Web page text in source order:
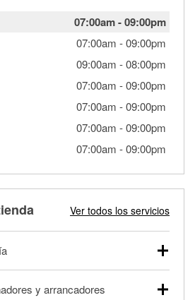
07:00am-09:00pm
07:00am -09:00pm
09:00am -08:00pm
07:00am -09:00pm
07:00am -09:00pm
07:00am -09:00pm
07:00am -09:00pm
Ver todos los servicios
vehículos comerciales y
y arrancadores